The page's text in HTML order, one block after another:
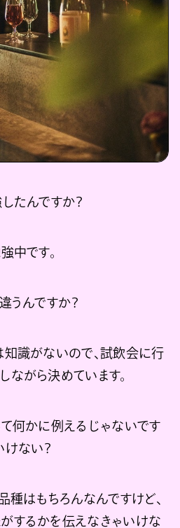
たんですか？
中です。
うんですか？
知識がないので、試飲会に行
ながら決めています。
何かに例えるじゃないです
けない？
種はもちろんなんですけど、
するかを伝えなきゃいけな